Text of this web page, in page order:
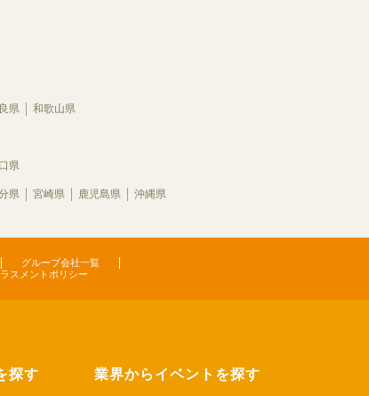
県 和歌山県
県
県 宮崎県 鹿児島県 沖縄県
グループ会社一覧
スメントポリシー
探す 業界からイベントを探す